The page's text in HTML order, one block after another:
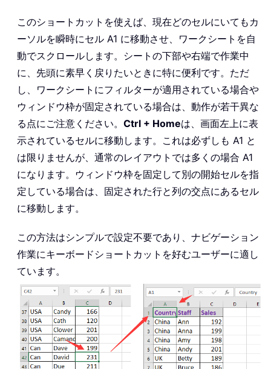
このショートカットを使えば、現在どのセルにいてもカ
ーソルを瞬時にセル A1 に移動させ、ワークシートを自
動でスクロールします。シートの下部や右端で作業中
に、先頭に素早く戻りたいときに特に便利です。ただ
し、ワークシートにフィルターが適用されている場合や
ウィンドウ枠が固定されている場合は、動作が若干異な
る点にご注意ください。 Ctrl + Homeは、画面左上に表
示されているセルに移動します。これは必ずしも A1 と
は限りませんが、通常のレイアウトでは多くの場合 A1
になります。ウィンドウ枠を固定して別の開始セルを指
定している場合は、固定された行と列の交点にあるセル
に移動します。
この方法はシンプルで設定不要であり、ナビゲーション
作業にキーボードショートカットを好むユーザーに適し
ています。